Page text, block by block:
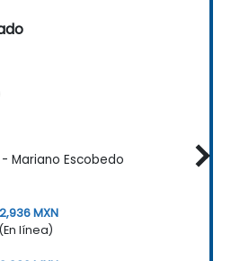
Mariano Escobedo
MXN
(En línea)